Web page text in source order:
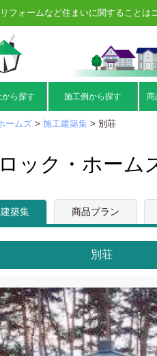
フォームなど住まいに関することは
ら探す 施工例から探す 商
ームズ> 施工建築集 > 別荘
ック・ホーム
築集 商品プラン
別荘